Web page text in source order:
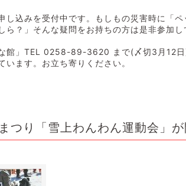
込みを受付中です。もしもの災害時に「ペ
ら？」そんな疑問をお持ちの方は是非参加し
館」TEL 0258-89-3620 まで(〆切3月12日)
ます。お立ち寄りください。
つり「雪上わんわん運動会」